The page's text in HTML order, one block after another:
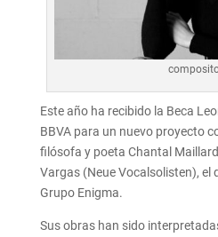
Este año ha recibido la Beca
BBVA para un nuevo proyecto
filósofa y poeta Chantal
Vargas (Neue Vocalsolisten), el
Grupo Enigma.
Sus obras han sido